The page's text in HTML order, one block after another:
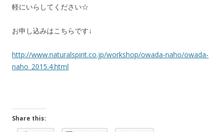
軽にいらしてください☆
お申し込みはこちらです↓
http://www.naturalspirit.co.jp/workshop/owada-naho/owada-
naho_2015.4.html
Share this: